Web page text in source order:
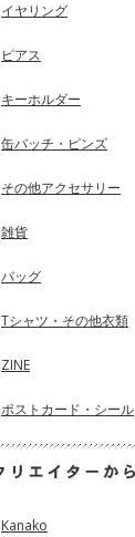
イヤリング
ピアス
キーホルダー
缶バッチ・ピンズ
その他アクセサリー
雑貨
バッグ
Tシャツ・その他衣類
ZINE
ポストカード・シール
Kanako